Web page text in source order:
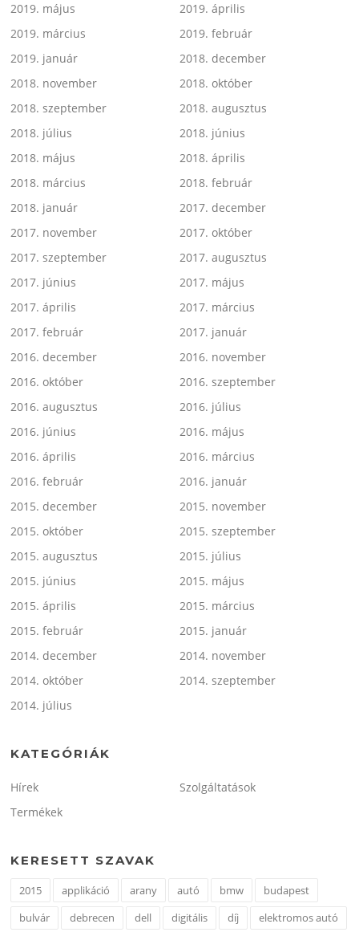
2019. május
2019. április
2019. március
2019. február
2019. január
2018. december
2018. november
2018. október
2018. szeptember
2018. augusztus
2018. július
2018. június
2018. május
2018. április
2018. március
2018. február
2018. január
2017. december
2017. november
2017. október
2017. szeptember
2017. augusztus
2017. június
2017. május
2017. április
2017. március
2017. február
2017. január
2016. december
2016. november
2016. október
2016. szeptember
2016. augusztus
2016. július
2016. június
2016. május
2016. április
2016. március
2016. február
2016. január
2015. december
2015. november
2015. október
2015. szeptember
2015. augusztus
2015. július
2015. június
2015. május
2015. április
2015. március
2015. február
2015. január
2014. december
2014. november
2014. október
2014. szeptember
2014. július
KATEGÓRIÁK
Hírek
Szolgáltatások
Termékek
KERESETT SZAVAK
2015 applikáció arany autó bmw
budapest
bulvár
debrecen dell digitális díj elektromos autó